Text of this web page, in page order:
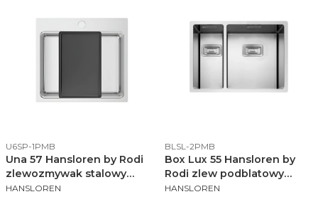
Kod produktu
U6SP-1PMB
Una 57 Hansloren by Rodi
zlewozmywak stalowy
550x505 KM stal
PRODUCENT
HANSLOREN
Kod produktu
BLSL-2PMB
Box Lux 55 Hansloren by
Rodi zlew podblatowy
575x440 KM prawy stal
PRODUCENT
HANSLOREN